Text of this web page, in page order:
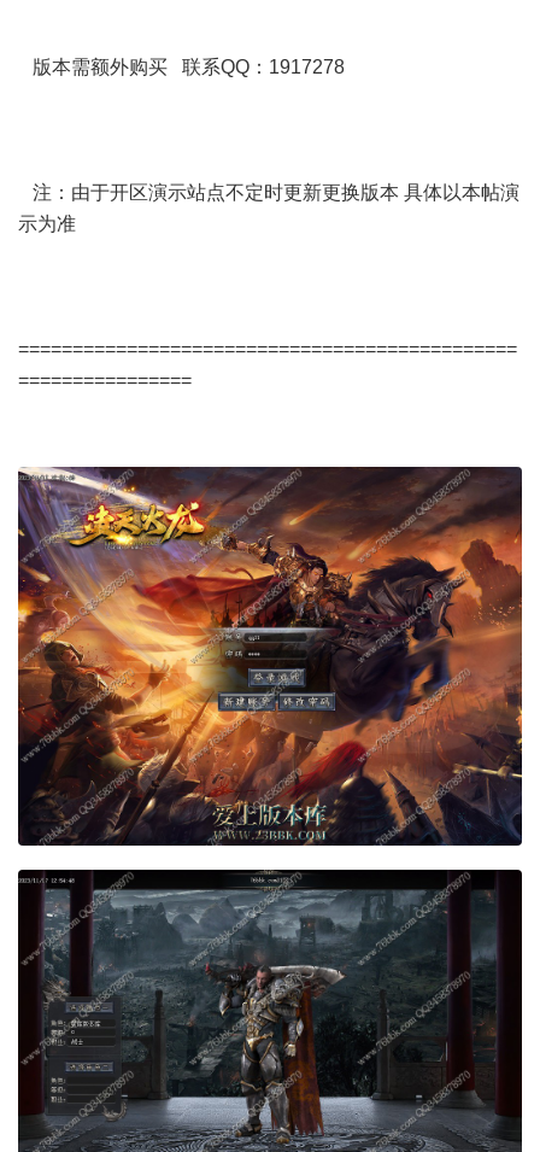
版本需额外购买 联系QQ：1917278
注：由于开区演示站点不定时更新更换版本 具体以本帖演
示为准
==============================================
================